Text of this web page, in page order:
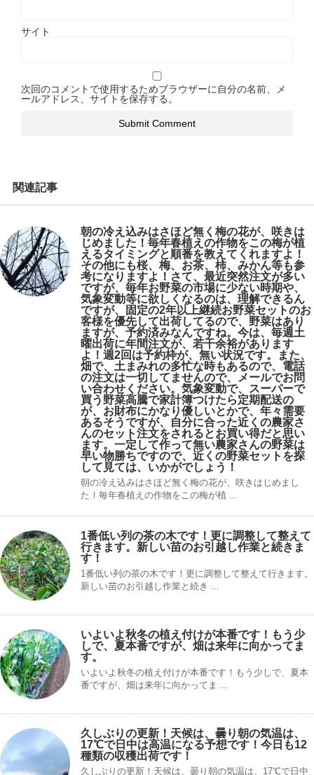
サイト
次回のコメントで使用するためブラウザーに自分の名前、メ
ールアドレス、サイトを保存する。
関連記事
朝の冷え込みはさほど無く梅の花が、咲きは
じめました！毎年春植えの作物をこの梅が植
えるタイミングと順番を教えてくれますよ！
その他にも桜、梅、お茶、柿、みかん等も参
考になりますよ！さて、最近突然注文が多い
ですが、毎年お野菜の市場に少ない時期や、
気象変動等に欲しくなるのは、理解できるん
ですが、固定の2年以上継続お野菜セットのお
客様を優先して出荷してるので、野菜はあり
ますが、予約済みなんですね。今は、毎週土
曜出荷に年間注文が、若干余裕があります
よ！週2回は予約枠が、無い状況です。また、
畑で、土まみれの多忙な時もあるので、電話
の注文は一切してませんので、メールでお問
い合わせください。気象変動で、スーパーで
買う野菜高騰で家計簿つけたら定期配送の
が、お財布にかなり優しいとかで、年々需要
あるそうですが、自分に合った近くの農家さ
んのセット注文をされるとお買い得だと思い
ます。一定して作って無い農家さんの野菜は
早い物勝ちですので、近くの野菜セットを探
して見ては、いかがでしょう！
朝の冷え込みはさほど無く梅の花が、咲きはじめまし
た！毎年春植えの作物をこの梅が植 ...
1番低い列の茶の木です！更に調整して整えて
行きます。新しい苗のお引越し作業と続きま
す！
1番低い列の茶の木です！更に調整して整えて行きます。
新しい苗のお引越し作業と続き ...
いよいよ秋冬の植え付けが本番です！もう少
しで、夏本番ですが、畑は来年に向かってま
す。
いよいよ秋冬の植え付けが本番です！もう少しで、夏本
番ですが、畑は来年に向かってま ...
久しぶりの更新！天候は、曇り朝の気温は、
17℃で日中は高温になる予想です！今日も12
種類の収穫出荷です！
久しぶりの更新！天候は、曇り朝の気温は、17℃で日中